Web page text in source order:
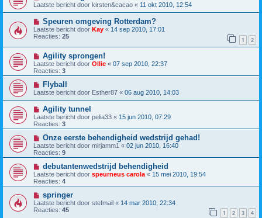
Laatste bericht door kirsten&cacao « 11 okt 2010, 12:54
Speuren omgeving Rotterdam?
Laatste bericht door Kay « 14 sep 2010, 17:01
Reacties: 25 1 2
Agility sprongen!
Laatste bericht door Ollie « 07 sep 2010, 22:37
Reacties: 3
Flyball
Laatste bericht door Esther87 « 06 aug 2010, 14:03
Agility tunnel
Laatste bericht door pelia33 « 15 jun 2010, 07:29
Reacties: 3
Onze eerste behendigheid wedstrijd gehad!
Laatste bericht door mirjamm1 « 02 jun 2010, 16:40
Reacties: 9
debutantenwedstrijd behendigheid
Laatste bericht door speurneus carola « 15 mei 2010, 19:54
Reacties: 4
springer
Laatste bericht door stefmail « 14 mar 2010, 22:34
Reacties: 45 1 2 3 4